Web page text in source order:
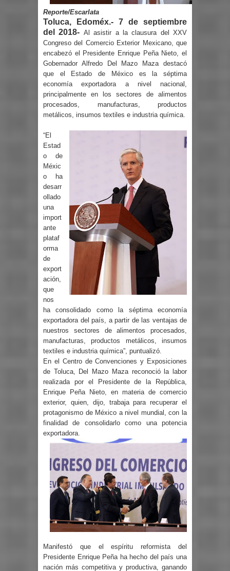
Reporte/Escarlata
Toluca, Edoméx.- 7 de septiembre
del 2018- Al asistir a la clausura del XXV
Congreso del Comercio Exterior Mexicano, que
encabezó el Presidente Enrique Peña Nieto, el
Gobernador Alfredo Del Mazo Maza destacó
que el Estado de México es la séptima
economía exportadora a nivel nacional,
principalmente en los sectores de alimentos
procesados, manufacturas, productos
metálicos, insumos textiles e industria química.
“El
Estad
o de
Méxic
o ha
desarr
ollado
una
import
ante
plataf
orma
de
export
ación,
que
nos
ha consolidado como la séptima economía
exportadora del país, a partir de las ventajas de
nuestros sectores de alimentos procesados,
manufacturas, productos metálicos, insumos
textiles e industria química”, puntualizó.
En el Centro de Convenciones y Exposiciones
de Toluca, Del Mazo Maza reconoció la labor
realizada por el Presidente de la República,
Enrique Peña Nieto, en materia de comercio
exterior, quien, dijo, trabaja para recuperar el
protagonismo de México a nivel mundial, con la
finalidad de consolidarlo como una potencia
exportadora.
Manifestó que el espíritu reformista del
Presidente Enrique Peña ha hecho del país una
nación más competitiva y productiva, ganando